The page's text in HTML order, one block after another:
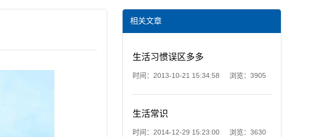
相关文章
生活习惯误区多多
时间：2013-10-21 15:34:58 浏览：3905
生活常识
时间：2014-12-29 15:23:00 浏览：3630